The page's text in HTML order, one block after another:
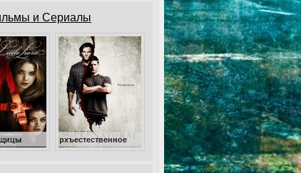
и Сериалы